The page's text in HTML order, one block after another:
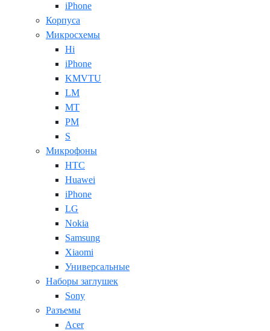
iPhone
Корпуса
Микросхемы
Hi
iPhone
KMVTU
LM
MT
PM
S
Микрофоны
HTC
Huawei
iPhone
LG
Nokia
Samsung
Xiaomi
Универсальные
Наборы заглушек
Sony
Разъемы
Acer